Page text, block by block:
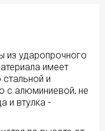
из ударопрочного
имеет
и
с алюминиевой, не
и втулка -